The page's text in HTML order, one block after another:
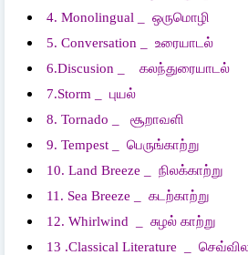
4. Monolingual _ ஒருமொழி
5. Conversation _ உரையாடல்
6.Discusion _ கலந்துரையாடல்
7.Storm _ புயல்
8. Tornado _ சூறாவளி
9. Tempest _ பெருங்காற்று
10. Land Breeze _ நிலக்காற்று
11. Sea Breeze _ கடற்காற்று
12. Whirlwind _ சுழல் காற்று
13 .Classical Literature _